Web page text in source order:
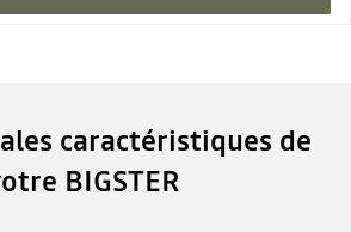
caractéristiques de
BIGSTER